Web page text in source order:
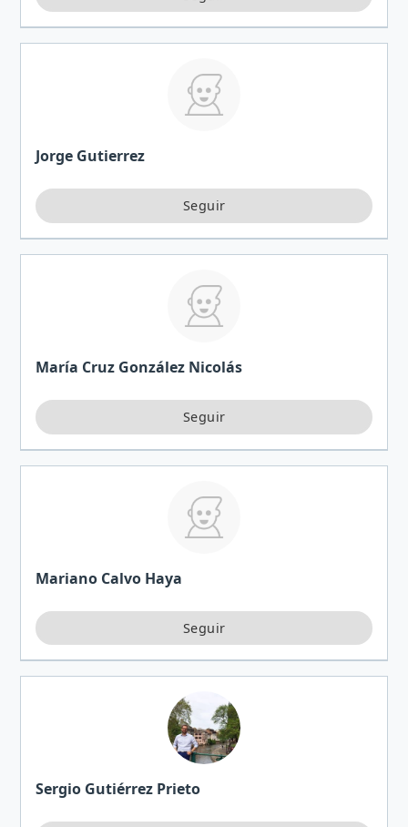
Jorge Gutierrez
María Cruz González Nicolás
Mariano Calvo Haya
Sergio Gutiérrez Prieto